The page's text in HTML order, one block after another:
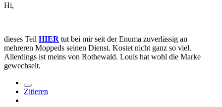
Hi,
dieses Teil HIER tut bei mir seit der Enuma zuverlässig an
mehreren Moppeds seinen Dienst. Kostet nicht ganz so viel.
Allerdings ist meins von Rothewald. Louis hat wohl die Marke
gewechselt.
Zitieren